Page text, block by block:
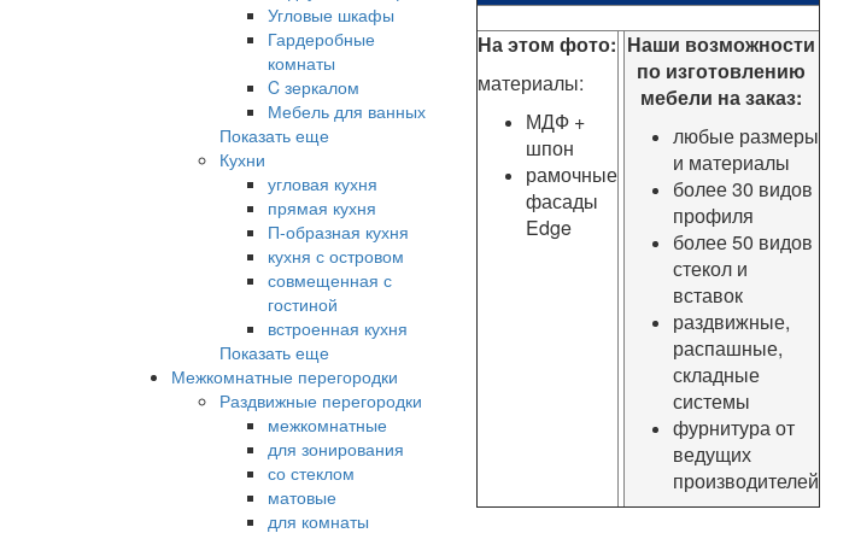
Угловые шкафы
Гардеробные
комнаты
C зеркалом
Мебель для ванных
Показать еще
Кухни
угловая кухня
прямая кухня
П-образная кухня
кухня с островом
совмещенная с
гостиной
встроенная кухня
Показать еще
Межкомнатные перегородки
Раздвижные перегородки
межкомнатные
для зонирования
со стеклом
матовые
для комнаты
На этом фото:
материалы:
МДФ +
шпон
рамочные
фасады
Edge
Наши возможности
по изготовлению
мебели на заказ:
любые размеры
и материалы
более 30 видов
профиля
более 50 видов
стекол и
вставок
раздвижные,
распашные,
складные
системы
фурнитура от
ведущих
производителей